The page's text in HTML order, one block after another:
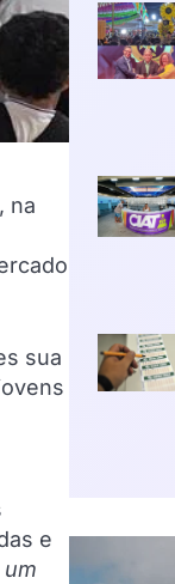
na
sua
e